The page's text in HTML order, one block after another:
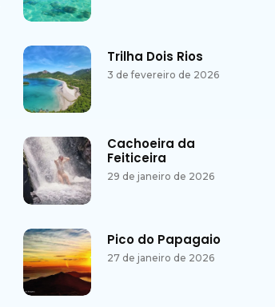
Trilha Dois Rios
3 de fevereiro de 2026
Cachoeira da
Feiticeira
29 de janeiro de 2026
Pico do Papagaio
27 de janeiro de 2026